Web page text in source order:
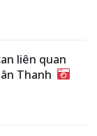
liên quan
Thanh